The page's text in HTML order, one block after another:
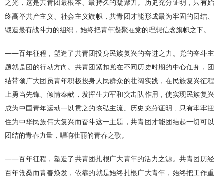
之光，这是共青团最根本、最持久的凝聚力。历史充分证明，只有始
终高举共产主义、社会主义旗帜，共青团才能形成最为牢固的团结、
锻造最有战斗力的组织，始终把青年凝聚在党的理想信念旗帜之下。
——百年征程，塑造了共青团投身民族复兴的奋进之力。党的奋斗主
题就是团的行动方向。共青团紧扣党在不同历史时期的中心任务，团
结带领广大团员青年积极投身人民群众的壮阔实践，在民族复兴征程
上勇当先锋、倾情奉献，发挥生力军和突击队作用，使实现民族复兴
成为中国青年运动一以贯之的恢弘主流。历史充分证明，只有牢牢扭
住为中华民族伟大复兴而奋斗这一主题，共青团才能团结起一切可以
团结的青春力量，唱响壮丽的青春之歌。
——百年征程，塑造了共青团扎根广大青年的活力之源。共青团历经
百年沧桑而青春焕发，依靠的就是始终扎根广大青年，始终把工作重